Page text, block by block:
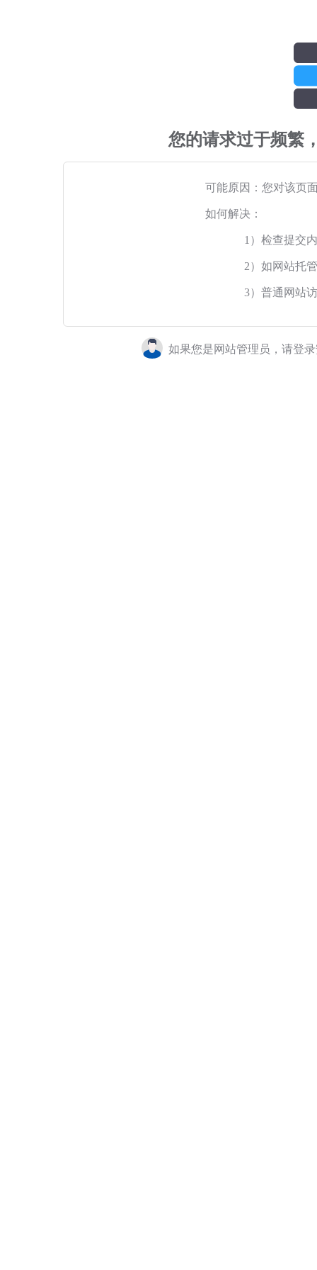
您的请求过于频繁
可能原因：您对该页
如何解决：
1）检查提交
2）如网站托
3）普通网站
如果您是网站管理员，请登